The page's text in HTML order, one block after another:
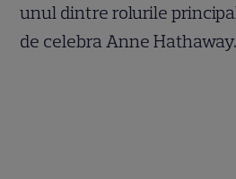
unul dintre rolurile
de celebra Anne Hathaway.